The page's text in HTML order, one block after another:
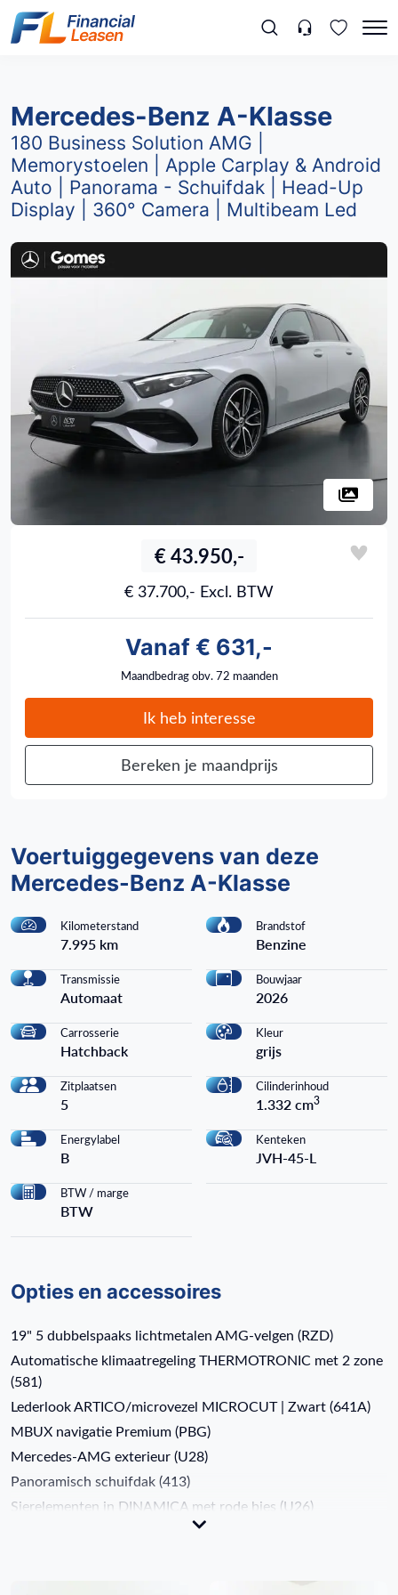
Mercedes-Benz A-Klasse
180 Business Solution AMG |
Memorystoelen | Apple Carplay & Android
Auto | Panorama - Schuifdak | Head-Up
Display | 360° Camera | Multibeam Led
€ 43.950,-
€ 37.700,- Excl. BTW
Vanaf € 631,-
Maandbedrag obv. 72 maanden
Ik heb interesse
Bereken je maandprijs
Voertuiggegevens van deze
Mercedes-Benz A-Klasse
Kilometerstand
7.995 km
Brandstof
Benzine
Transmissie
Automaat
Bouwjaar
2026
Carrosserie
Hatchback
Kleur
grijs
Zitplaatsen
5
Cilinderinhoud
1.332 cm3
Energylabel
B
Kenteken
JVH-45-L
BTW / marge
BTW
Opties en accessoires
19" 5 dubbelspaaks lichtmetalen AMG-velgen (RZD)
Automatische klimaatregeling THERMOTRONIC met 2 zone
(581)
Lederlook ARTICO/microvezel MICROCUT | Zwart (641A)
MBUX navigatie Premium (PBG)
Mercedes-AMG exterieur (U28)
Panoramisch schuifdak (413)
Sierelementen in DINAMICA met rode bies (U26)
Verwarmde stoelen vooraan (873)